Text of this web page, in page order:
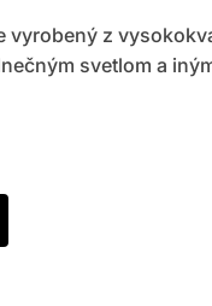
vyrobený z
svetlom a